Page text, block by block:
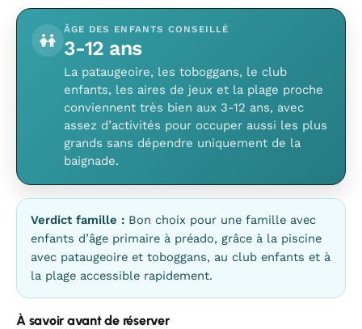
ÂGE DES ENFANTS CONSEILLÉ
3-12 ans
La pataugeoire, les toboggans, le club
enfants, les aires de jeux et la plage proche
conviennent très bien aux 3-12 ans, avec
assez d’activités pour occuper aussi les plus
grands sans dépendre uniquement de la
baignade.
Verdict famille : Bon choix pour une famille avec
enfants d’âge primaire à préado, grâce à la piscine
avec pataugeoire et toboggans, au club enfants et à
la plage accessible rapidement.
À savoir avant de réserver